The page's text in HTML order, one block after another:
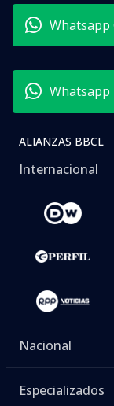
Whatsapp
Whatsapp
ALIANZAS BBCL
Internacional
Nacional
Especializados